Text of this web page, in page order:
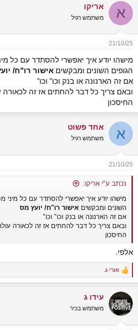
ש
א
ר
א אריקו
משתמש רגיל
21/10/25
מישהו יודע איך יאפשרי להסתדר עם כל
הגופים השונים ומבקשים אישור רו"ח/
אם זה הארנונה או בנק וכו" וכו"
ובאם צריך כל דבר להחתים אז זה
החיסכון
א אחד פשוט
משתמש רגיל
21/10/25
נכתב ע"י אריקו:
מישהו יודע איך יאפשרי להסתדר עם כל מיני
השונים ומבקשים אישור רו"ח/ יועץ מס
אם זה הארנונה או בנק וכו" וכו"
ובאם צריך כל דבר להחתים אז זה לכאורה
החיסכון
אלפי.
R
e
c
t
i
אורי ג.
עידו ג
משתמש בכיר